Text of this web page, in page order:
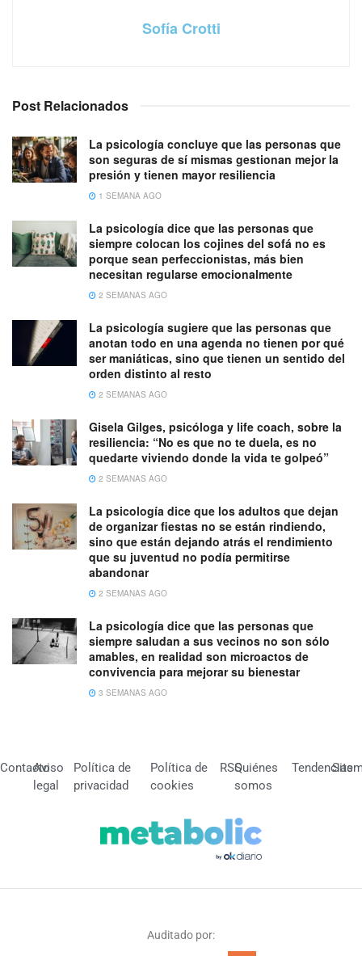
Sofía Crotti
Post Relacionados
La psicología concluye que las personas que
son seguras de sí mismas gestionan mejor la
presión y tienen mayor resiliencia
1 SEMANA AGO
La psicología dice que las personas que
siempre colocan los cojines del sofá no es
porque sean perfeccionistas, más bien
necesitan regularse emocionalmente
2 SEMANAS AGO
La psicología sugiere que las personas que
anotan todo en una agenda no tienen por qué
ser maniáticas, sino que tienen un sentido del
orden distinto al resto
2 SEMANAS AGO
Gisela Gilges, psicóloga y life coach, sobre la
resiliencia: “No es que no te duela, es no
quedarte viviendo donde la vida te golpeó”
2 SEMANAS AGO
La psicología dice que los adultos que dejan
de organizar fiestas no se están rindiendo,
sino que están dejando atrás el rendimiento
que su juventud no podía permitirse
abandonar
2 SEMANAS AGO
La psicología dice que las personas que
siempre saludan a sus vecinos no son sólo
amables, en realidad son microactos de
convivencia para mejorar su bienestar
3 SEMANAS AGO
ContactoAviso
legal
Política de
privacidad
Política de
cookies
RSSQuiénes
somos
Tendencias
Auditado por: